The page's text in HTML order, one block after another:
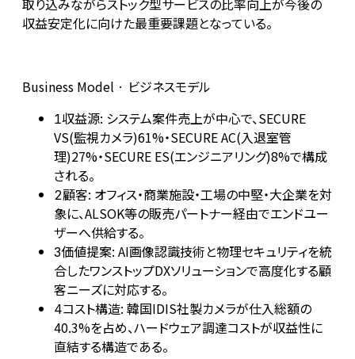
取り込みながらストック型サービスの比率向上が今後の
収益安定化に向けた最重要課題となっている。
Business Model · ビジネスモデル
1収益源: システム案件売上が中心で、SECURE
VS(監視カメラ)61%・SECURE AC(入退室管
理)27%・SECURE ES(エンジニアリング)8%で構成
される。
2顧客: オフィス・商業施設・工場の中堅・大企業を対
象に、ALSOK等の販売パートナー経由でエンドユー
ザーへ供給する。
3価値提案: AI画像認識技術と物理セキュリティを統
合したワンストップDXソリューションで高度化する顧
客ニーズに対応する。
4コスト構造: 韓国IDIS社製カメラが仕入総額の
40.3%を占め、ハードウェア調達コストが収益性に
直結する構造である。